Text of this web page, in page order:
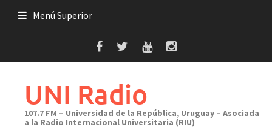
Menú Superior
UNI Radio
107.7 FM – Universidad de la República, Uruguay – Asociada
a la Radio Internacional Universitaria (RIU)